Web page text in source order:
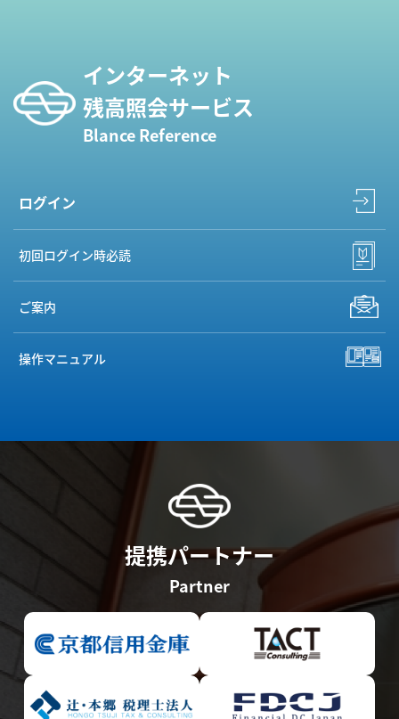
インターネット
残高照会サービス
Blance Reference
ログイン
初回ログイン時必読
ご案内
操作マニュアル
提携パートナー
Partner